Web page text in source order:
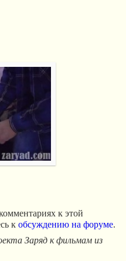
к этой
к обсуждению на форуме.
Заряд к фильмам из